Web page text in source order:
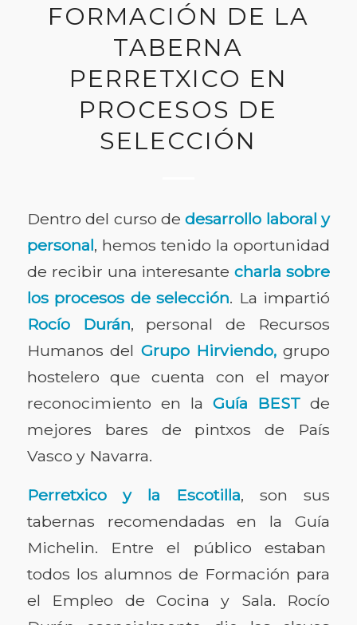
FORMACIÓN DE LA
TABERNA
PERRETXICO EN
PROCESOS DE
SELECCIÓN
Dentro del curso dedesarrollo laboral y
personal, hemos tenido la oportunidad
de recibir una interesantecharla sobre
los procesos de selección. La impartió
Rocío Durán, personal de Recursos
Humanos del Grupo Hirviendo,grupo
hostelero que cuenta con el mayor
reconocimiento en laGuía BEST de
mejores bares de pintxos de País
Vasco y Navarra.
Perretxicoy la Escotilla, son sus
tabernas recomendadas en la Guía
Michelin. Entre el público estaban
todos los alumnos de Formación para
el Empleo de Cocina y Sala. Rocío